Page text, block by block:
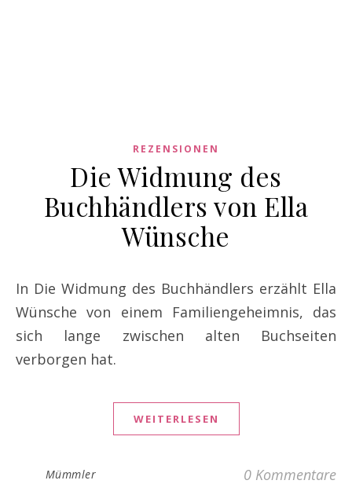
REZENSIONEN
Die Widmung des
Buchhändlers von Ella
Wünsche
In Die Widmung des Buchhändlers erzählt Ella
Wünsche von einem Familiengeheimnis, das
sich lange zwischen alten Buchseiten
verborgen hat.
WEITERLESEN
Mümmler 0 Kommentare